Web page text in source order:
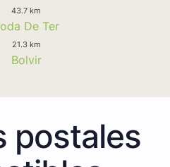
43.7 km
De Ter
21.3 km
Bolvir
postales